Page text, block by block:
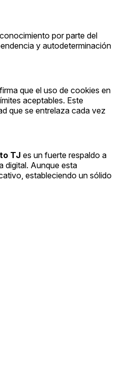
por parte del
y autodeterminación
que el uso de cookies en
aceptables. Este
que se entrelaza cada vez
TJ es un fuerte respaldo a
digital. Aunque esta
estableciendo un sólido